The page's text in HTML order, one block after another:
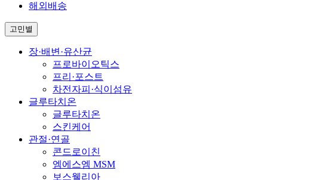
해외배송
고민별
장·배변·유산균
프로바이오틱스
프리·포스트
차전자피·식이섬유
글루타치온
글루타치온
스킨케어
관절·연골
콘드로이친
엠에스엠 MSM
보스웰리아